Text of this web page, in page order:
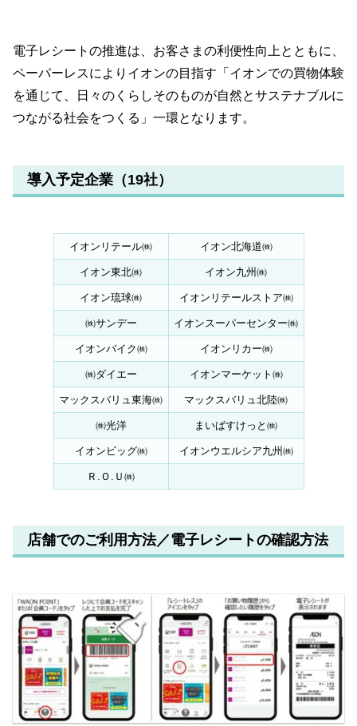
電子レシートの推進は、お客さまの利便性向上とともに、
ペーパーレスによりイオンの目指す「イオンでの買物体験
を通じて、日々のくらしそのものが自然とサステナブルに
つながる社会をつくる」一環となります。
導入予定企業（19社）
イオンリテール㈱ イオン北海道㈱
イオン東北㈱ イオン九州㈱
イオン琉球㈱ イオンリテールストア㈱
㈱サンデー イオンスーパーセンター㈱
イオンバイク㈱ イオンリカー㈱
㈱ダイエー イオンマーケット㈱
マックスバリュ東海㈱ マックスバリュ北陸㈱
㈱光洋 まいばすけっと㈱
イオンビッグ㈱ イオンウエルシア九州㈱
Ｒ.Ｏ.Ｕ㈱
店舗でのご利用方法／電子レシートの確認方法